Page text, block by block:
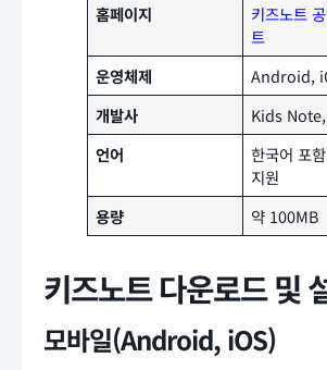
홈페이지
키즈노트
트
운영체제
Android,
개발사
Kids
언어
한국어 포
지원
용량
약 100MB
키즈노트 다운로드 및
모바일(Android, iOS)